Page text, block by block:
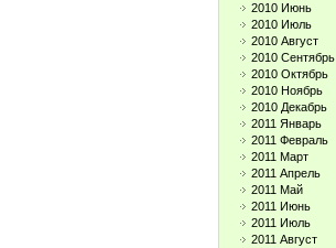
2010 Июнь
2010 Июль
2010 Август
2010 Сентябрь
2010 Октябрь
2010 Ноябрь
2010 Декабрь
2011 Январь
2011 Февраль
2011 Март
2011 Апрель
2011 Май
2011 Июнь
2011 Июль
2011 Август